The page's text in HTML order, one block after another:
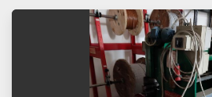
Tutte le categorie
Ordina per